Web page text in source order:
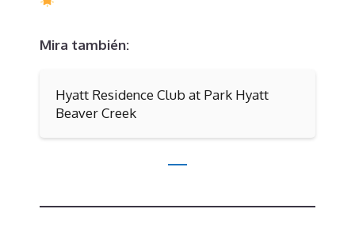
Mira también:
Hyatt Residence Club at Park Hyatt
Beaver Creek